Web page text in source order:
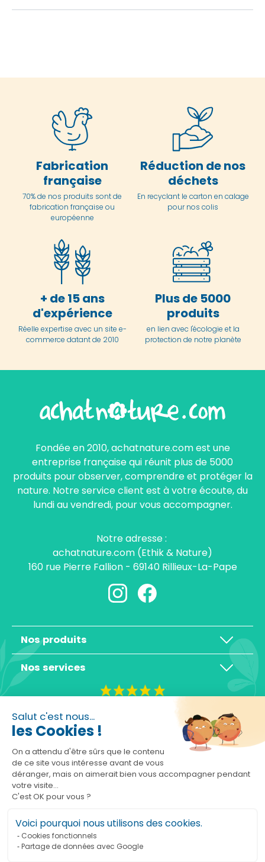
Salut c'est nous...
les Cookies !
On a attendu d'être sûrs que le contenu
de ce site vous intéresse avant de vous
déranger, mais on aimerait bien vous accompagner pendant
votre visite...
C'est OK pour vous ?
Voici pourquoi nous utilisons des cookies.
Cookies fonctionnels
Partage de données avec Google
Fabrication
française
70% de nos produits sont de
fabrication française ou
européenne
Réduction de nos
déchets
En recyclant le carton en calage
pour nos colis
+ de 15 ans
d'expérience
Réelle expertise avec un site e-
commerce datant de 2010
Plus de 5000
produits
en lien avec l'écologie et la
protection de notre planète
Fondée en 2010, achatnature.com est une
entreprise française qui réunit plus de 5000
produits pour observer, comprendre et protéger la
nature. Notre service client est à votre écoute, du
lundi au vendredi, pour vous accompagner.
Notre adresse :
achatnature.com (Ethik & Nature)
160 rue Pierre Fallion - 69140 Rillieux-La-Pape
Nos produits
Nos services